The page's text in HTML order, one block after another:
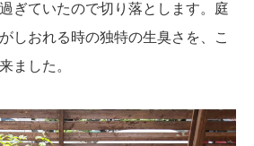
ぎていたので切り落とします。庭
しおれる時の独特の生臭さを、こ
ました。